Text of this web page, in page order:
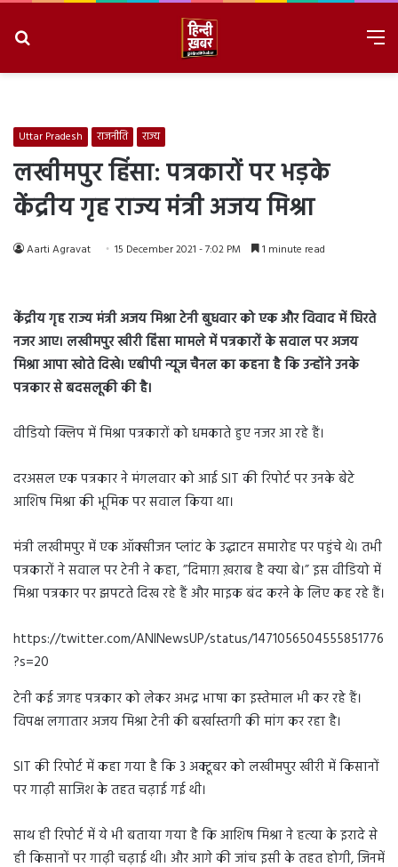
Uttar Pradesh राजनीति राज्य
लखीमपुर हिंसा: पत्रकारों पर भड़के
केंद्रीय गृह राज्य मंत्री अजय मिश्रा
Aarti Agravat 15 December 2021 - 7:02 PM 1 minute read
केंद्रीय गृह राज्य मंत्री अजय मिश्रा टेनी बुधवार को एक और विवाद में घिरते
नजर आए। लखीमपुर खीरी हिंसा मामले में पत्रकारों के सवाल पर अजय
मिश्रा आपा खोते दिखे। एबीपी न्यूज चैनल का कहना है कि उन्होंने उनके
पत्रकार से बदसलूकी की है।
वीडियो क्लिप में मिश्रा पत्रकारों को धमकाते हुए नजर आ रहे हैं।
दरअसल एक पत्रकार ने मंगलवार को आई SIT की रिपोर्ट पर उनके बेटे
आशिष मिश्रा की भूमिक पर सवाल किया था।
मंत्री लखीमपुर में एक ऑक्सीजन प्लांट के उद्घाटन समारोह पर पहुंचे थे। तभी
पत्रकारों ने सवाल पर टेनी ने कहा, ”दिमाग़ ख़राब है क्या बे।” इस वीडियो में
मिश्रा पत्रकार पर झपटते दिख रहे हैं और माइक बंद करने के लिए कह रहे हैं।
https://twitter.com/ANINewsUP/status/1471056504555851776
?s=20
टेनी कई जगह पत्रकार को लेकर अभद्र भाषा का इस्तेमाल भी कर रहे हैं।
विपक्ष लगातार अजय मिश्रा टेनी की बर्खास्तगी की मांग कर रहा है।
SIT की रिपोर्ट में कहा गया है कि 3 अक्टूबर को लखीमपुर खीरी में किसानों
पर गाढ़ी साजिश के तहत चढ़ाई गई थी।
साथ ही रिपोर्ट में ये भी बताया गया है कि आशिष मिश्रा ने हत्या के इरादे से
ही किसानों पर गाढ़ी चढ़ाई थी। और आगे की जांच इसी के तहत होगी, जिनमें